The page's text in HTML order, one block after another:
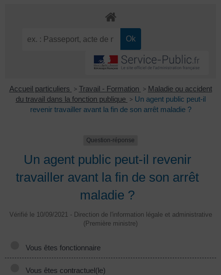
Accueil particuliers > Travail - Formation > Maladie ou accident
du travail dans la fonction publique > Un agent public peut-il
revenir travailler avant la fin de son arrêt maladie ?
Question-réponse
Un agent public peut-il revenir
travailler avant la fin de son arrêt
maladie ?
Vérifié le 10/09/2021 - Direction de l'information légale et administrative
(Première ministre)
Vous êtes fonctionnaire
Vous êtes contractuel(le)